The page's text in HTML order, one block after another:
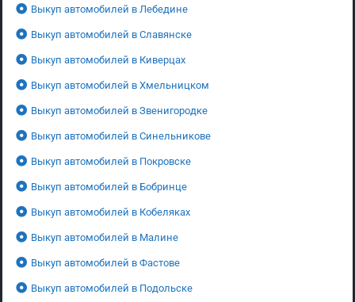
Выкуп автомобилей в Лебедине
Выкуп автомобилей в Славянске
Выкуп автомобилей в Киверцах
Выкуп автомобилей в Хмельницком
Выкуп автомобилей в Звенигородке
Выкуп автомобилей в Синельникове
Выкуп автомобилей в Покровске
Выкуп автомобилей в Бобринце
Выкуп автомобилей в Кобеляках
Выкуп автомобилей в Малине
Выкуп автомобилей в Фастове
Выкуп автомобилей в Подольске